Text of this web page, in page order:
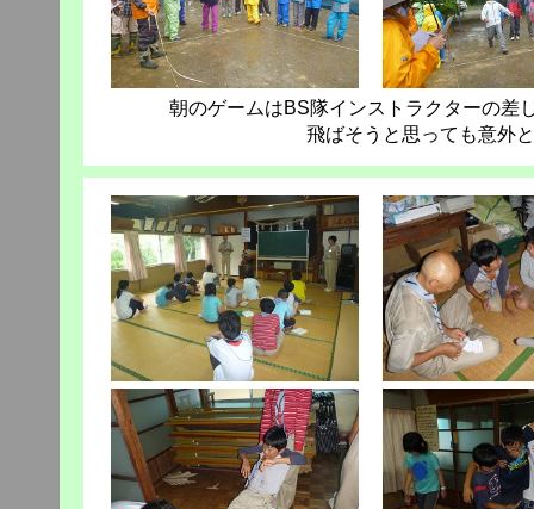
朝のゲームはBS隊インストラクターの差
飛ばそうと思っても意外